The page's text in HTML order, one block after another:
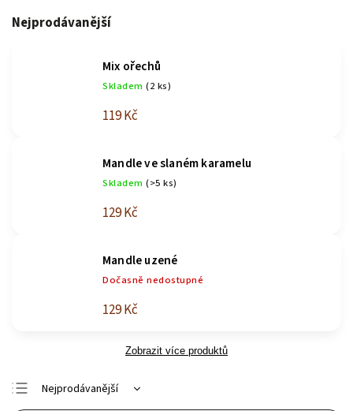
Nejprodávanější
Mix ořechů
Skladem (2 ks)
119 Kč
Mandle ve slaném karamelu
Skladem (>5 ks)
129 Kč
Mandle uzené
Dočasně nedostupné
129 Kč
Zobrazit více produktů
Nejprodávanější